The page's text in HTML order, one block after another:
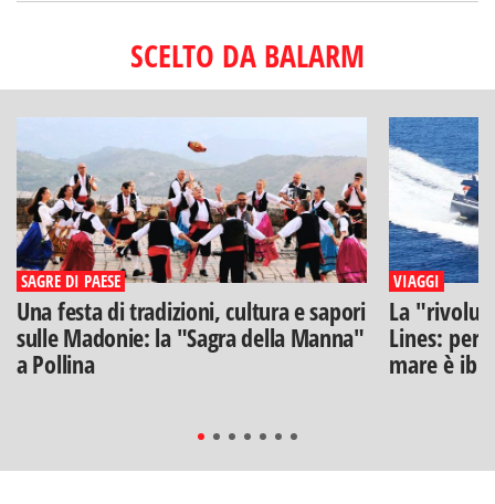
SCELTO DA BALARM
SAGRE DI PAESE
Una festa di tradizioni, cultura e sapori
sulle Madonie: la "Sagra della Manna"
a Pollina
VIAGGI
La
Lines:
mare è